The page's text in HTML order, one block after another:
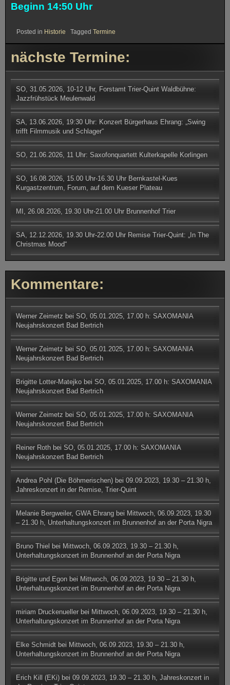
Beginn 14:50 Uhr
Posted in Historie Tagged Termine
nächste Termine:
SO, 31.05.2026, 10-12 Uhr, Forstamt Trier-Quint Waldbühne:
Jazzfrühstück Meulenwald
SA, 13.06.2026, 19:30 Uhr: Konzert Bürgerhaus Ehrang: „Swing
trifft Filmmusik und Schlager“
SO, 21.06.2026, 11 Uhr: Saxofonquartett Kulterkapelle Korlingen
SO, 16.08.2026, 15.00 Uhr-16.30 Uhr Bernkastel-Kues
Kurgastzentrum, Forum, auf dem Kueser Plateau
MI, 26.08.2026, 19.30 Uhr-21.00 Uhr Brunnenhof Trier
SA, 12.12.2026, 19.30 Uhr-22.00 Uhr Remise Trier-Quint: „In The
Christmas Mood“
Kommentare:
Werner Zeimetz bei SO, 05.01.2025, 17.00 h: SAXOMANIA
Neujahrskonzert Bad Bertrich
Werner Zeimetz bei SO, 05.01.2025, 17.00 h: SAXOMANIA
Neujahrskonzert Bad Bertrich
Brigitte Lotter-Matejko bei SO, 05.01.2025, 17.00 h: SAXOMANIA
Neujahrskonzert Bad Bertrich
Werner Zeimetz bei SO, 05.01.2025, 17.00 h: SAXOMANIA
Neujahrskonzert Bad Bertrich
Reiner Roth bei SO, 05.01.2025, 17.00 h: SAXOMANIA
Neujahrskonzert Bad Bertrich
Andrea Pohl (Die Böhmerischen) bei 09.09.2023, 19.30 – 21.30 h,
Jahreskonzert in der Remise, Trier-Quint
Melanie Bergweiler, GWA Ehrang bei Mittwoch, 06.09.2023, 19.30
– 21.30 h, Unterhaltungskonzert im Brunnenhof an der Porta Nigra
Bruno Thiel bei Mittwoch, 06.09.2023, 19.30 – 21.30 h,
Unterhaltungskonzert im Brunnenhof an der Porta Nigra
Brigitte und Egon bei Mittwoch, 06.09.2023, 19.30 – 21.30 h,
Unterhaltungskonzert im Brunnenhof an der Porta Nigra
miriam Druckenueller bei Mittwoch, 06.09.2023, 19.30 – 21.30 h,
Unterhaltungskonzert im Brunnenhof an der Porta Nigra
Elke Schmidt bei Mittwoch, 06.09.2023, 19.30 – 21.30 h,
Unterhaltungskonzert im Brunnenhof an der Porta Nigra
Erich Kill (EKi) bei 09.09.2023, 19.30 – 21.30 h, Jahreskonzert in